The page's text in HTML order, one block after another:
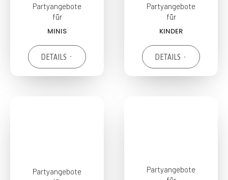
Partyangebote
für
MINIS
DETAILS
Partyangebote
für
KINDER
DETAILS
Partyangebote
Partyangebote